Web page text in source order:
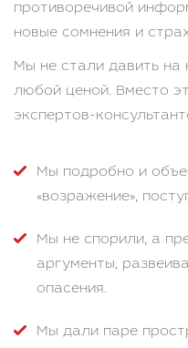
противоречивой
новые сомнения и
Мы не стали давить на
любой ценой. Вместо
экспертов-
Мы подробно и
«возражение»,
Мы не спорили, а
аргументы,
опасения.
Мы дали паре